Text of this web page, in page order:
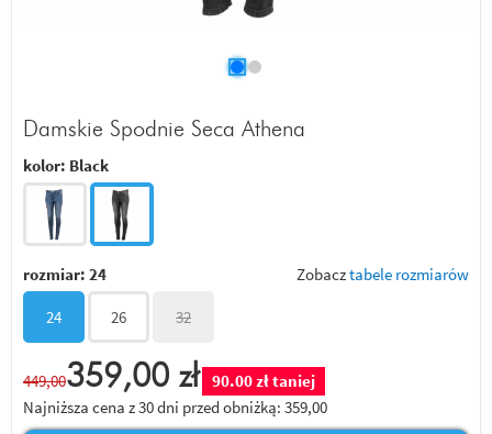
Damskie Spodnie Seca Athena
kolor: Black
rozmiar: 24 Zobacztabele rozmiarów
24 26 32
449,00359,00 zł
90.00 zł taniej
Najniższa cena z 30 dni przed obniżką: 359,00